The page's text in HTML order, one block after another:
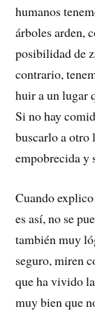
humanos
árboles arden,
posibilidad de
contrario,
huir a un lugar
Si no hay
buscarlo a otro
empobrecida y
Cuando
es así, no se
también muy
seguro, miren
que ha vivido
muy bien que